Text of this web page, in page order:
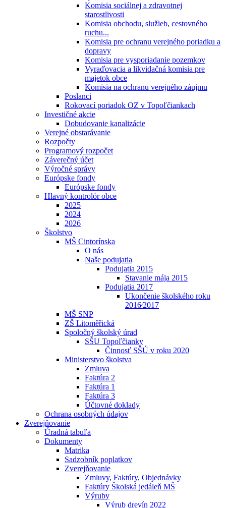
Komisia sociálnej a zdravotnej
starostlivosti
Komisia obchodu, služieb, cestovného
ruchu...
Komisia pre ochranu verejného poriadku a
dopravy
Komisia pre vysporiadanie pozemkov
Vyraďovacia a likvidačná komisia pre
majetok obce
Komisia na ochranu verejného záujmu
Poslanci
Rokovací poriadok OZ v Topoľčiankach
Investičné akcie
Dobudovanie kanalizácie
Verejné obstarávanie
Rozpočty
Programový rozpočet
Záverečný účet
Výročné správy
Európske fondy
Európske fondy
Hlavný kontrolór obce
2025
2024
2026
Školstvo
MŠ Cintorínska
O nás
Naše podujatia
Podujatia 2015
Stavanie mája 2015
Podujatia 2017
Ukončenie školského roku
2016⁄2017
MŠ SNP
ZŠ Litoměřická
Spoločný školský úrad
SŠU Topoľčianky
Činnosť SŠÚ v roku 2020
Ministerstvo školstva
Zmluva
Faktúra 2
Faktúra 1
Faktúra 3
Účtovné doklady
Ochrana osobných údajov
Zverejňovanie
Úradná tabuľa
Dokumenty
Matrika
Sadzobník poplatkov
Zverejňovanie
Zmluvy, Faktúry, Objednávky
Faktúry Školská jedáleň MŠ
Výruby
Výrub drevín 2022